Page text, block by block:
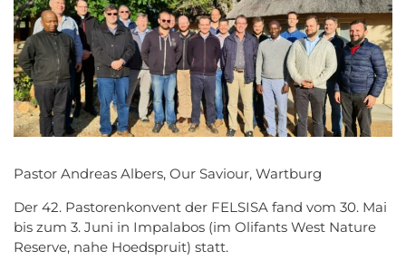
Pastor Andreas Albers, Our Saviour, Wartburg
Der 42. Pastorenkonvent der FELSISA fand vom 30. Mai
bis zum 3. Juni in Impalabos (im Olifants West Nature
Reserve, nahe Hoedspruit) statt.